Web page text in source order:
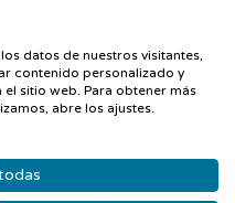
Joy-Con
Joy-Con. Sostenlos en
uno con un amigo para
datos de nuestros visitantes,
contenido personalizado y
sitio web. Para obtener más
abre los ajustes.